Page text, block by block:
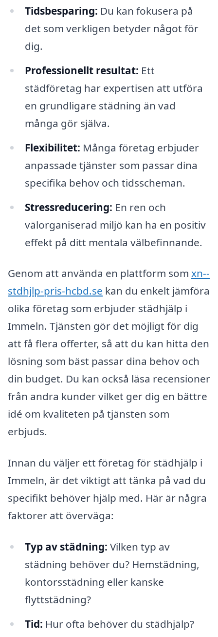
Tidsbesparing: Du kan fokusera på
det som verkligen betyder något för
dig.
Professionellt resultat: Ett
städföretag har expertisen att utföra
en grundligare städning än vad
många gör själva.
Flexibilitet: Många företag erbjuder
anpassade tjänster som passar dina
specifika behov och tidsscheman.
Stressreducering: En ren och
välorganiserad miljö kan ha en positiv
effekt på ditt mentala välbefinnande.
Genom att använda en plattform som xn--
stdhjlp-pris-hcbd.se kan du enkelt jämföra
olika företag som erbjuder städhjälp i
Immeln. Tjänsten gör det möjligt för dig
att få flera offerter, så att du kan hitta den
lösning som bäst passar dina behov och
din budget. Du kan också läsa recensioner
från andra kunder vilket ger dig en bättre
idé om kvaliteten på tjänsten som
erbjuds.
Innan du väljer ett företag för städhjälp i
Immeln, är det viktigt att tänka på vad du
specifikt behöver hjälp med. Här är några
faktorer att överväga:
Typ av städning: Vilken typ av
städning behöver du? Hemstädning,
kontorsstädning eller kanske
flyttstädning?
Tid: Hur ofta behöver du städhjälp?